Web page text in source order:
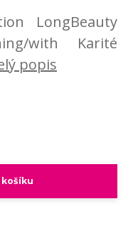
LongBeauty
with Karité
popis